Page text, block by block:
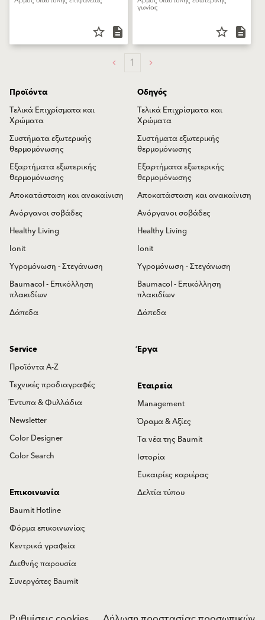
star_border description
γωνίας
star_border description
1
Προϊόντα
Τελικά Επιχρίσματα και
Χρώματα
Συστήματα εξωτερικής
θερμομόνωσης
Εξαρτήματα εξωτερικής
θερμομόνωσης
Αποκατάσταση και ανακαίνιση
Ανόργανοι σοβάδες
Healthy Living
Ionit
Υγρομόνωση - Στεγάνωση
Baumacol - Επικόλληση
πλακιδίων
Δάπεδα
Οδηγός
Τελικά Επιχρίσματα και
Χρώματα
Συστήματα εξωτερικής
θερμομόνωσης
Εξαρτήματα εξωτερικής
θερμομόνωσης
Αποκατάσταση και ανακαίνιση
Ανόργανοι σοβάδες
Healthy Living
Ionit
Υγρομόνωση - Στεγάνωση
Baumacol - Επικόλληση
πλακιδίων
Δάπεδα
Service
Προϊόντα Α-Ζ
Τεχνικές προδιαγραφές
Έντυπα & Φυλλάδια
Newsletter
Color Designer
Color Search
Έργα
Εταιρεία
Management
Όραμα & Αξίες
Τα νέα της Baumit
Ιστορία
Ευκαιρίες καριέρας
Δελτία τύπου
Επικοινωνία
Baumit Hotline
Φόρμα επικοινωνίας
Κεντρικά γραφεία
Διεθνής παρουσία
Συνεργάτες Baumit